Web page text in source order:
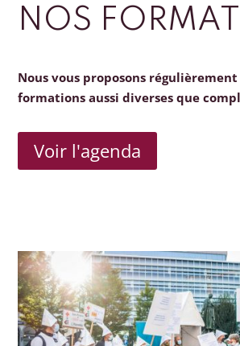
NOS
Nous vous proposons
formations aussi diverses que
Voir l'agenda